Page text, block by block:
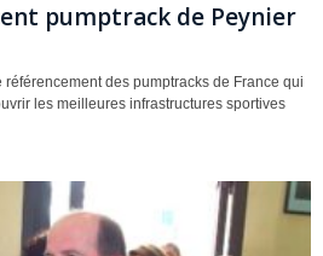
pumptrack de Peynier
des pumptracks de France qui
les meilleures infrastructures sportives